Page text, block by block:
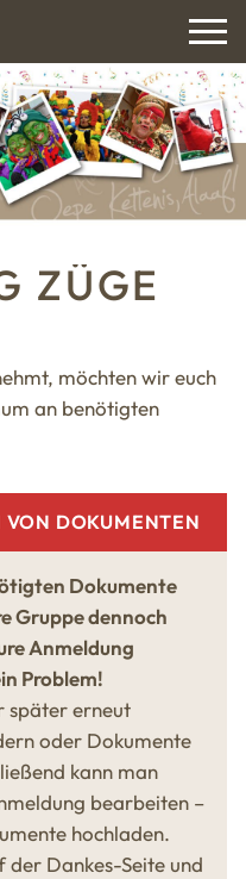
ZÜGE
möchten wir euch
an benötigten
DOKUMENTEN
Dokumente
Gruppe dennoch
Anmeldung
Problem!
später erneut
oder Dokumente
kann man
bearbeiten –
hochladen.
Dankes-Seite und